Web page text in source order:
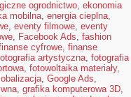
ogrodnictwo, ekonomia
mobilna, energia cieplna,
, eventy filmowe, eventy
, Facebook Ads, fashion
cyfrowe, finanse
artystyczna, fotografia
, fotowoltaika materiały,
, Google Ads,
, grafika komputerowa 3D,